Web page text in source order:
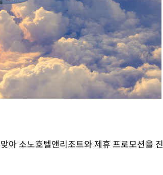
아 소노호텔앤리조트와 제휴 프로모션을 진